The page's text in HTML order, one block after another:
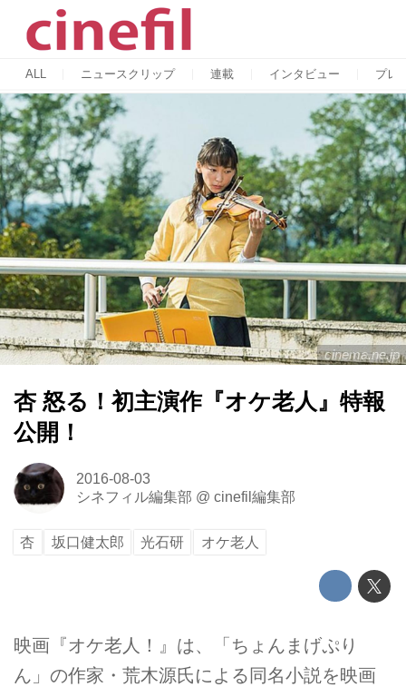
ALL ニュースクリップ 連載 インタビュー プレ
cinema.ne.jp
杏 怒る！初主演作『オケ老人』特報
公開！
2016-08-03
シネフィル編集部 @ cinefil編集部
杏 坂口健太郎 光石研 オケ老人
映画『オケ老人！』は、「ちょんまげぷり
ん」の作家・荒木源氏による同名小説を映画